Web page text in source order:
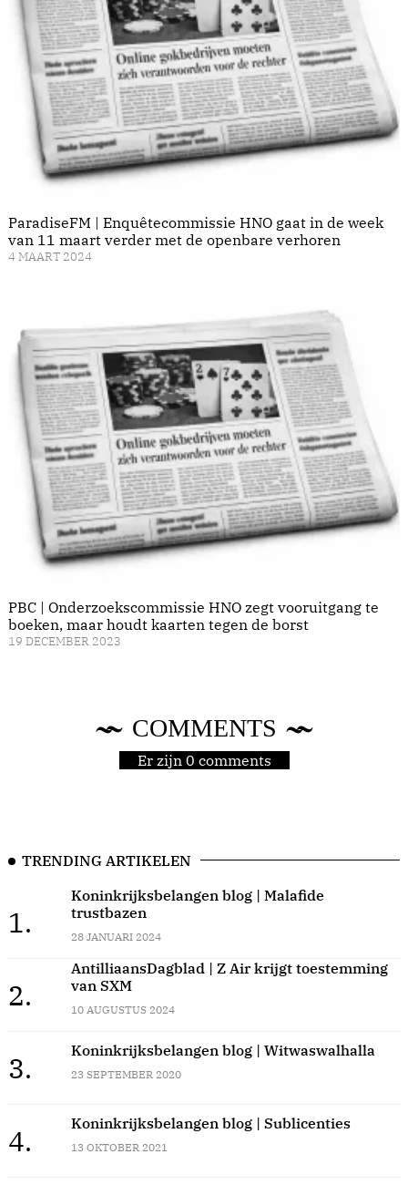
ParadiseFM | Enquêtecommissie HNO gaat in de week
van 11 maart verder met de openbare verhoren
4 MAART 2024
PBC | Onderzoekscommissie HNO zegt vooruitgang te
boeken, maar houdt kaarten tegen de borst
19 DECEMBER 2023
COMMENTS
Er zijn 0 comments
TRENDING ARTIKELEN
1.
Koninkrijksbelangen blog | Malafide
trustbazen
28 JANUARI 2024
2.
AntilliaansDagblad | Z Air krijgt toestemming
van SXM
10 AUGUSTUS 2024
3.
Koninkrijksbelangen blog | Witwaswalhalla
23 SEPTEMBER 2020
4.
Koninkrijksbelangen blog | Sublicenties
13 OKTOBER 2021